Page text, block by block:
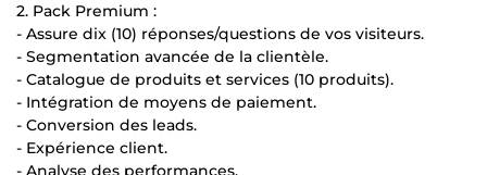
2. Pack Premium :
- Assure dix (10) réponses/questions de vos visiteurs.
- Segmentation avancée de la clientèle.
- Catalogue de produits et services (10 produits).
- Intégration de moyens de paiement.
- Conversion des leads.
- Expérience client.
- Analyse des performances.